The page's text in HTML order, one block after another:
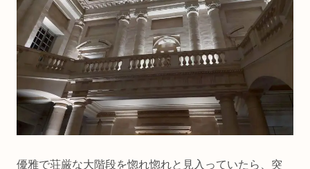
優雅で荘厳な大階段を惚れ惚れと見入っていたら、突